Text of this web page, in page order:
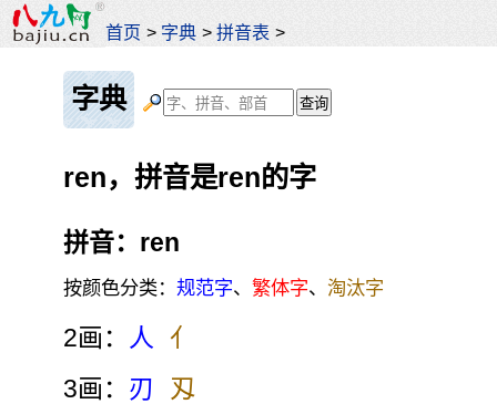
首页 > 字典 >拼音表 >
字典
ren，拼音是ren的字
拼音：ren
按颜色分类：规范字、繁体字、淘汰字
2画： 人
亻
3画： 刃
刄